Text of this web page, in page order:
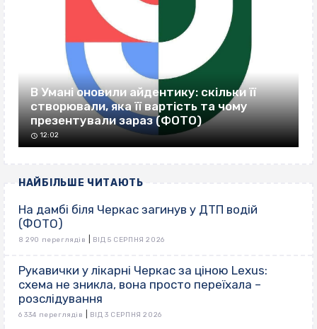
В Умані оновили айдентику: скільки її
створювали, яка її вартість та чому
презентували зараз (ФОТО)
12:02
НАЙБІЛЬШЕ ЧИТАЮТЬ
На дамбі біля Черкас загинув у ДТП водій
(ФОТО)
8 290 переглядів ВІД 5 СЕРПНЯ 2026
Рукавички у лікарні Черкас за ціною Lexus:
схема не зникла, вона просто переїхала –
розслідування
6 334 переглядів ВІД 3 СЕРПНЯ 2026